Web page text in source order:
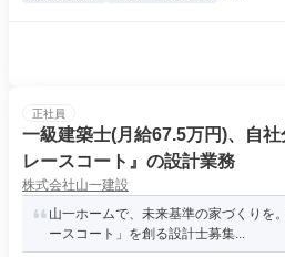
正社員
一級建築士(月給67.5万円)、自
レースコート』の設計業務
株式会社山一建設
山一ホームで、未来基準の家づくりを
ースコート」を創る設計士募集...